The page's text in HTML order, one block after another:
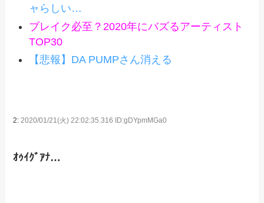
ャらしい…
ブレイク必至？2020年にバズるアーティスト
TOP30
【悲報】DA PUMPさん消える
2:2020/01/21(火) 22:02:35.316 ID:gDYpmMGa0
ｵｩｲｸﾞｱﾅ…